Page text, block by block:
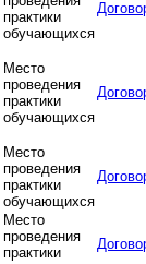
практики
обучающихся
Место
проведения
практики
обучающихся
Место
проведения
практики
обучающихся
Место
проведения
практики